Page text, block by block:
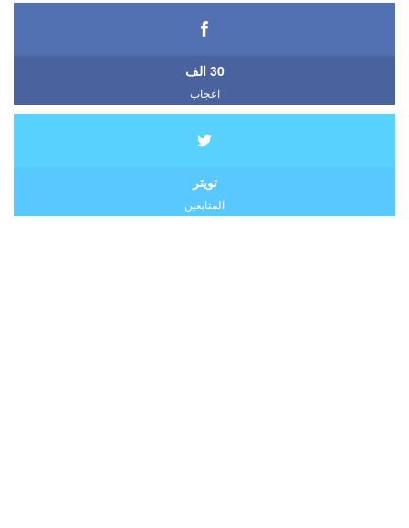
30 الف
اعجاب
تويتر
المتابعين